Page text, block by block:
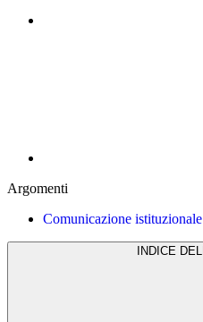
Argomenti
Comunicazione istituzionale